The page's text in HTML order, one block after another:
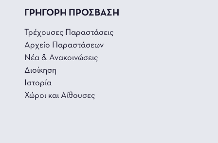
ΓΡΗΓΟΡΗ ΠΡΟΣΒΑΣΗ
Τρέχουσες Παραστάσεις
Αρχείο Παραστάσεων
Νέα & Ανακοινώσεις
Διοίκηση
Ιστορία
Χώροι και Αίθουσες